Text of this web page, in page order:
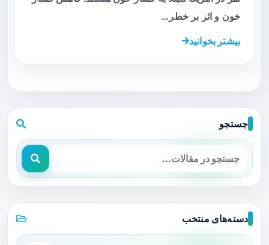
خون و اثر بر خطر…
بیشتر بخوانید
جستجو
دسته‌های منتخب